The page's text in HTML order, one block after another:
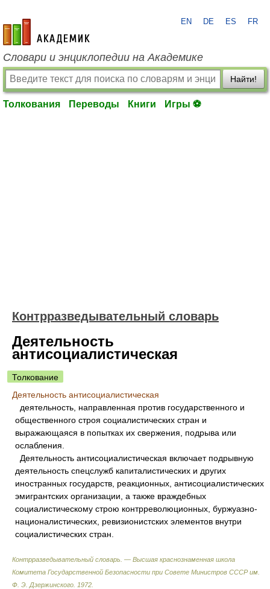
academic.ru
EN DE ES FR
Словари и энциклопедии на Академике
Найти!
Толкования Переводы Книги Игры ⚽
Контрразведывательный словарь
Деятельность
антисоциалистическая
Толкование
Деятельность антисоциалистическая
деятельность, направленная против государственного и
общественного строя социалистических стран и
выражающаяся в попытках их свержения, подрыва или
ослабления.
Деятельность антисоциалистическая включает подрывную
деятельность спецслужб капиталистических и других
иностранных государств, реакционных, антисоциалистических
эмигрантских организации, а также враждебных
социалистическому строю контрреволюционных, буржуазно-
националистических, ревизионистских элементов внутри
социалистических стран.
Контрразведывательный словарь. — Высшая краснознаменная школа
Комитета Государственной Безопасности при Совете Министров СССР им.
Ф. Э. Дзержинского 1972